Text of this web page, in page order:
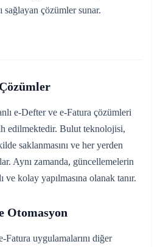
sağlayan çözümler sunar.
e-Defter ve e-Fatura çözümleri
edilmektedir. Bulut teknolojisi,
saklanmasını ve her yerden
Aynı zamanda, güncellemelerin
ve kolay yapılmasına olanak tanır.
Otomasyon
Fatura uygulamalarını diğer